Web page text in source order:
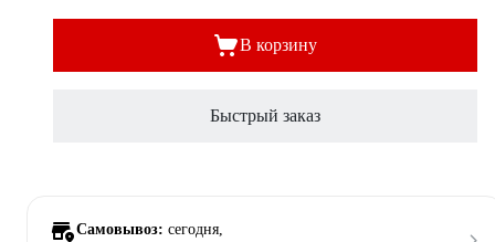
В корзину
Быстрый заказ
Самовывоз: сегодня,